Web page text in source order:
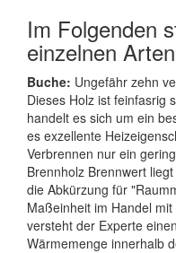
Im Folgenden
einzelnen
Buche: Ungefähr zehn
Dieses Holz ist feinfasrig
handelt es sich um ein
es exzellente
Verbrennen nur ein
Brennholz Brennwert
die Abkürzung für
Maßeinheit im Handel
versteht der Experte
Wärmemenge innerhalb